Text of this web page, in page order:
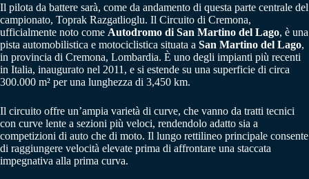
Il pilota da battere sarà, come da andamento di questa parte centrale del
campionato, Toprak Razgatlioglu. Il Circuito di Cremona,
ufficialmente noto come Autodromo di San Martino del Lago, è una
pista automobilistica e motociclistica situata a San Martino del Lago,
in provincia di Cremona, Lombardia. È uno degli impianti più recenti
in Italia, inaugurato nel 2011, e si estende su una superficie di circa
300.000 m² per una lunghezza di 3,450 km.
Il circuito offre un’ampia varietà di curve, che vanno da tratti tecnici
con curve lente a sezioni più veloci, rendendolo adatto sia a
competizioni di auto che di moto. Il lungo rettilineo principale consente
di raggiungere velocità elevate prima di affrontare una staccata
impegnativa alla prima curva.